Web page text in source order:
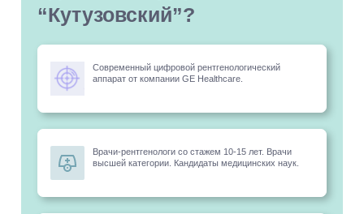
“Кутузовский”?
Современный цифровой рентгенологический
аппарат от компании GE Healthcare.
Врачи-рентгенологи со стажем 10-15 лет. Врачи
высшей категории. Кандидаты медицинских наук.